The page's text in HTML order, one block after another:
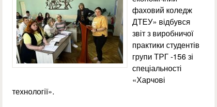
фаховий коледж
ДТЕУ» відбувся
звіт з виробничої
практики студентів
групи ТРГ -156 зі
спеціальності
«Харчові
технології».